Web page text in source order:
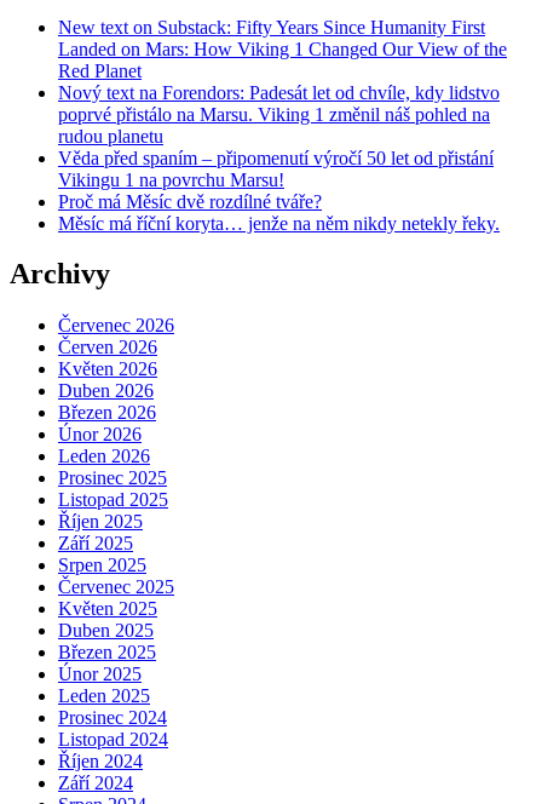
New text on Substack: Fifty Years Since Humanity First
Landed on Mars: How Viking 1 Changed Our View of the
Red Planet
Nový text na Forendors: Padesát let od chvíle, kdy lidstvo
poprvé přistálo na Marsu. Viking 1 změnil náš pohled na
rudou planetu
Věda před spaním – připomenutí výročí 50 let od přistání
Vikingu 1 na povrchu Marsu!
Proč má Měsíc dvě rozdílné tváře?
Měsíc má říční koryta… jenže na něm nikdy netekly řeky.
Archivy
Červenec 2026
Červen 2026
Květen 2026
Duben 2026
Březen 2026
Únor 2026
Leden 2026
Prosinec 2025
Listopad 2025
Říjen 2025
Září 2025
Srpen 2025
Červenec 2025
Květen 2025
Duben 2025
Březen 2025
Únor 2025
Leden 2025
Prosinec 2024
Listopad 2024
Říjen 2024
Září 2024